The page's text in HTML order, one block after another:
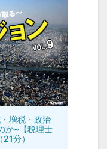
増税・政治
か~【税理士
分）